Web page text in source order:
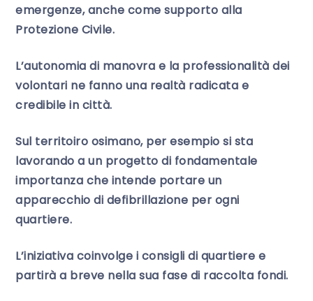
emergenze, anche come supporto alla
Protezione Civile.
L’autonomia di manovra e la professionalità dei
volontari ne fanno una realtà radicata e
credibile in città.
Sul territoiro osimano, per esempio si sta
lavorando a un progetto di fondamentale
importanza che intende portare un
apparecchio di defibrillazione per ogni
quartiere.
L’iniziativa coinvolge i consigli di quartiere e
partirà a breve nella sua fase di raccolta fondi.